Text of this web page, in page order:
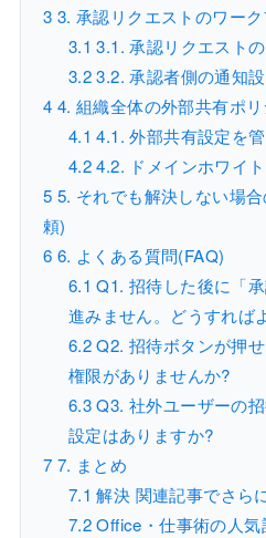
3 3. 承認リクエストのワー
3.1 3.1. 承認リクエスト
3.23.2. 承認者側の通知
4 4. 組織全体の外部共有ポ
4.1 4.1. 外部共有設定を
4.24.2. ドメインホワイ
5 5. それでも解決しない場
頼)
6 6. よくある質問(FAQ)
6.1 Q1. 招待した後に「
進みません。どうすれば
6.2Q2. 招待ボタンが押せ
権限がありませんか?
6.3Q3. 社外ユーザーの
設定はありますか?
7 7. まとめ
7.1 解決 関連記事でさら
7.2Office・仕事術の人気